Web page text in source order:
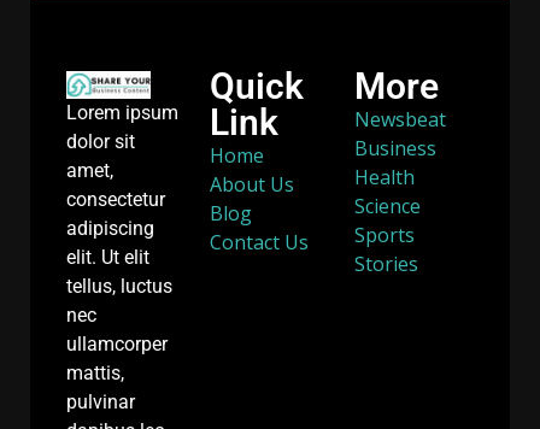
Lorem ipsum
dolor sit
amet,
consectetur
adipiscing
elit. Ut elit
tellus, luctus
nec
ullamcorper
mattis,
pulvinar
Quick
Link
Home
About Us
Blog
Contact Us
More
Newsbeat
Business
Health
Science
Sports
Stories